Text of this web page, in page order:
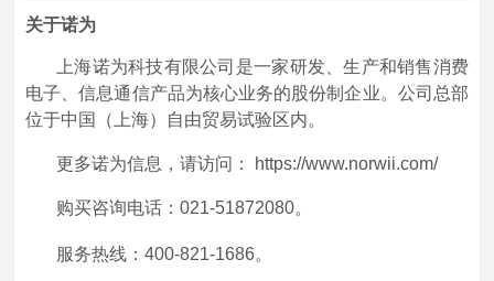
关于诺为
上海诺为科技有限公司是一家研发、生产和销售消费
电子、信息通信产品为核心业务的股份制企业。公司总部
位于中国（上海）自由贸易试验区内。
更多诺为信息，请访问： https://www.norwii.com/
购买咨询电话：021-51872080。
服务热线：400-821-1686。